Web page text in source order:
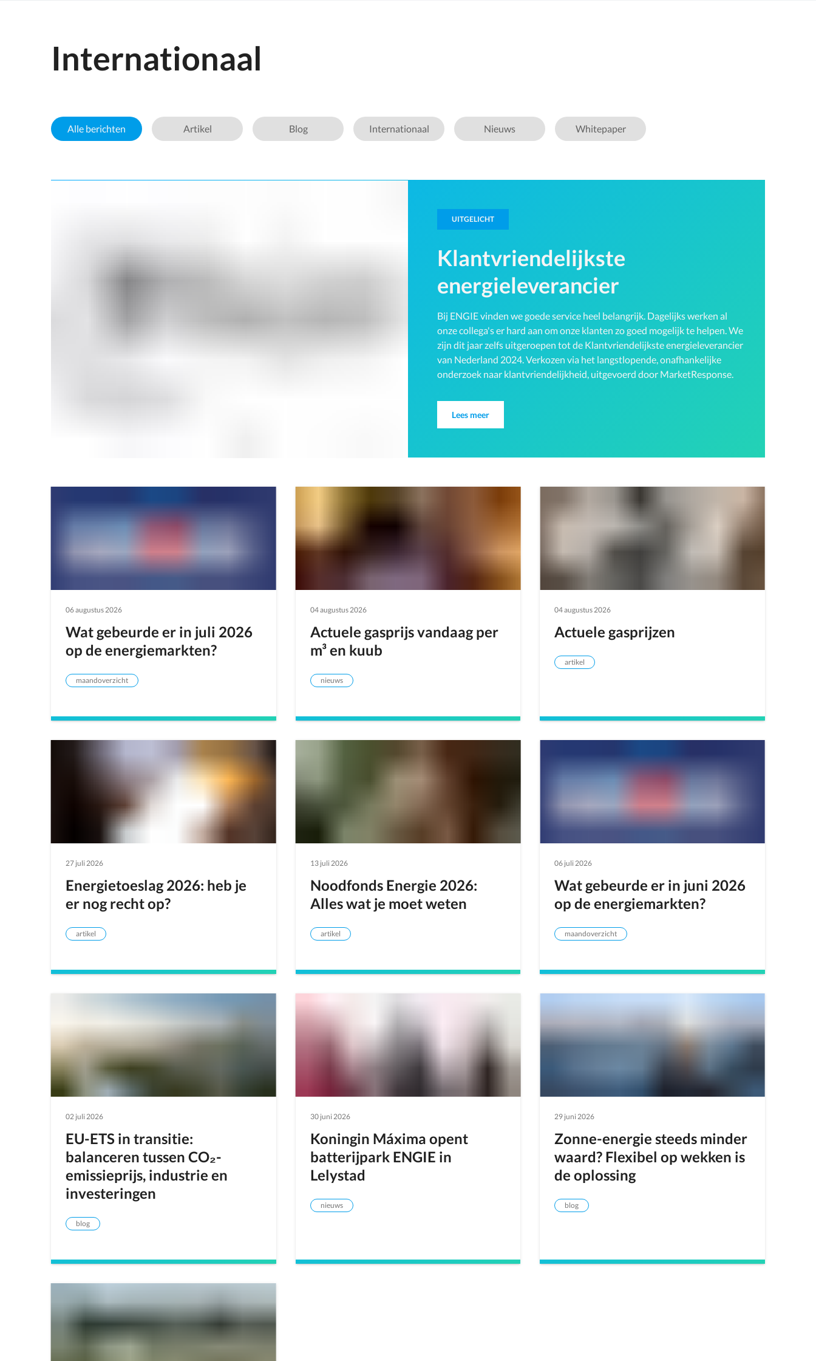
Internationaal
Alle berichten Artikel Blog Internationaal Nieuws Whitepaper
UITGELICHT
Klantvriendelijkste
energieleverancier
Bij ENGIE vinden we goede service heel belangrijk. Dagelijks werken al
onze collega's er hard aan om onze klanten zo goed mogelijk te helpen. We
zijn dit jaar zelfs uitgeroepen tot de Klantvriendelijkste energieleverancier
van Nederland 2024. Verkozen via het langstlopende, onafhankelijke
onderzoek naar klantvriendelijkheid, uitgevoerd door MarketResponse.
Lees meer
06 augustus 2026
Wat gebeurde er in juli 2026
op de energiemarkten?
maandoverzicht
04 augustus 2026
Actuele gasprijs vandaag per
m³ en kuub
nieuws
04 augustus 2026
Actuele gasprijzen
artikel
27 juli 2026
Energietoeslag 2026: heb je
er nog recht op?
artikel
13 juli 2026
Noodfonds Energie 2026:
Alles wat je moet weten
artikel
06 juli 2026
Wat gebeurde er in juni 2026
op de energiemarkten?
maandoverzicht
02 juli 2026
EU-ETS in transitie:
balanceren tussen CO₂-
emissieprijs, industrie en
investeringen
blog
30 juni 2026
Koningin Máxima opent
batterijpark ENGIE in
Lelystad
nieuws
29 juni 2026
Zonne-energie steeds minder
waard? Flexibel op wekken is
de oplossing
blog